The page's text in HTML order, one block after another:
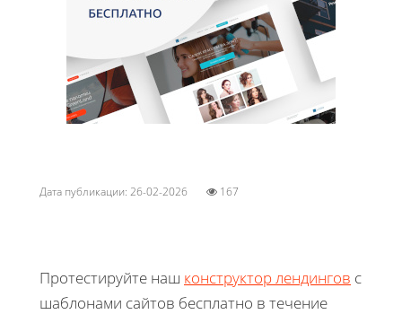
Дата публикации: 26-02-2026 167
Протестируйте наш конструктор лендингов с
шаблонами сайтов бесплатно в течение